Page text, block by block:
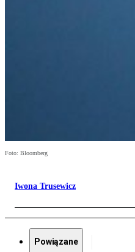
Foto: Bloomberg
Iwona Trusewicz
Powiązane